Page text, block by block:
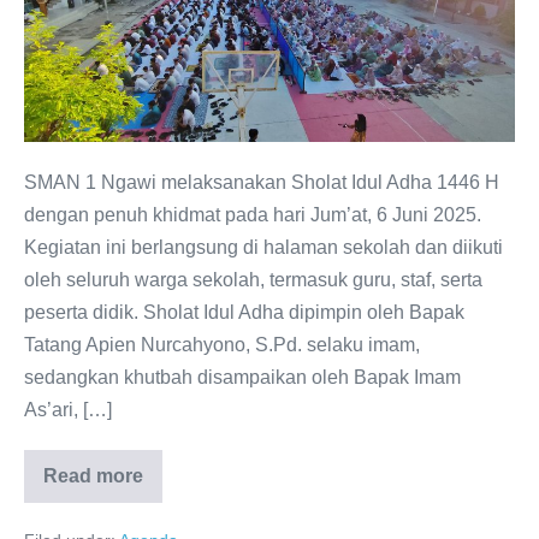
di
SMAN
1
Ngawi:
Momentum
Berkurban
dan
Menebar
Kepedulian
Sosial
SMAN 1 Ngawi melaksanakan Sholat Idul Adha 1446 H
dengan penuh khidmat pada hari Jum’at, 6 Juni 2025.
Kegiatan ini berlangsung di halaman sekolah dan diikuti
oleh seluruh warga sekolah, termasuk guru, staf, serta
peserta didik. Sholat Idul Adha dipimpin oleh Bapak
Tatang Apien Nurcahyono, S.Pd. selaku imam,
sedangkan khutbah disampaikan oleh Bapak Imam
As’ari, […]
Read morePelaksanaan
Sholat